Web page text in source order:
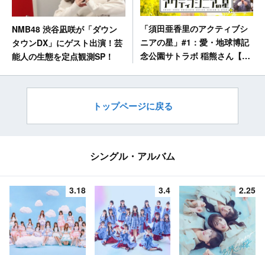
NMB48 渋谷凪咲が「ダウン
タウンDX」にゲスト出演！芸
能人の生態を定点観測SP！
「須田亜香里のアクティブシ
ニアの星」#1：愛・地球博記
念公園サトラボ 稲熊さん【テ
トップページに戻る
シングル・アルバム
3.18 3.4 2.25